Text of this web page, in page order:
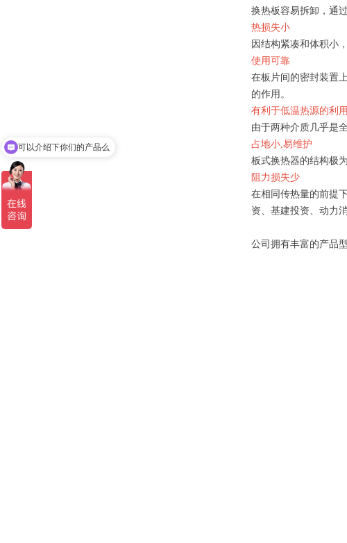
换热板容易拆卸，通
热损失小
因结构紧凑和体积小
使用可靠
在板片间的密封装置
的作用。
有利于低温热源的利用
由于两种介质几乎是
占地小,易维护
板式换热器的结构极
阻力损失少
在相同传热量的前提
资、基建投资、动力
公司拥有丰富的产品
可以介绍下你们的产品么